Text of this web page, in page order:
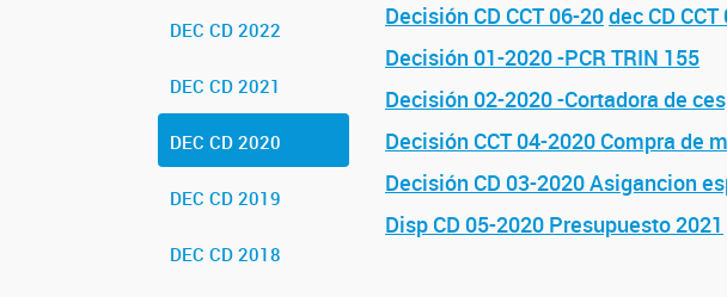
DEC CD 2022
DEC CD 2021
DEC CD 2020
DEC CD 2019
DEC CD 2018
Decisión CD CCT 06-20dec CD
Decisión 01-2020 -PCR TRIN 155
Decisión 02-2020 -Cortadora de
Decisión CCT 04-2020 Compra de
Decisión CD 03-2020 Asigancion
Disp CD 05-2020 Presupuesto 2021